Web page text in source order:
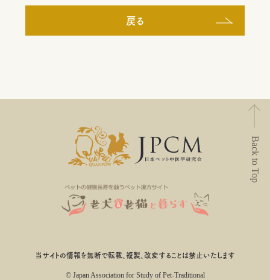
戻る
Back to Top
当サイトの情報を無断で転載、複製、改変することは禁止いたします
© Japan Association for Study of Pet-Traditional